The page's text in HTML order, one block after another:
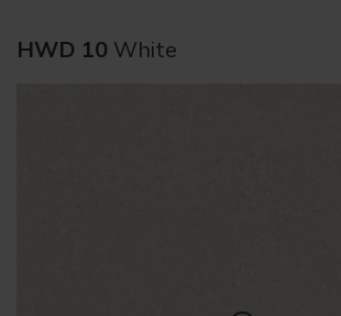
HWD 10 White